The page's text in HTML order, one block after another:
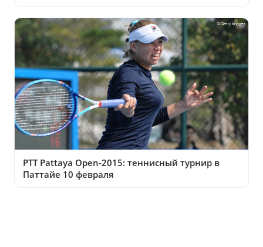
PTT Pattaya Open-2015: теннисный турнир в
Паттайе 10 февраля